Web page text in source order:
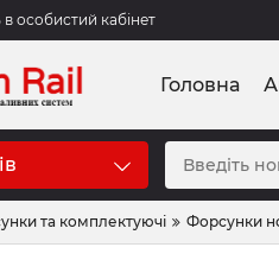
в особистий кабінет
Головна
та комплектуючі Форсунки